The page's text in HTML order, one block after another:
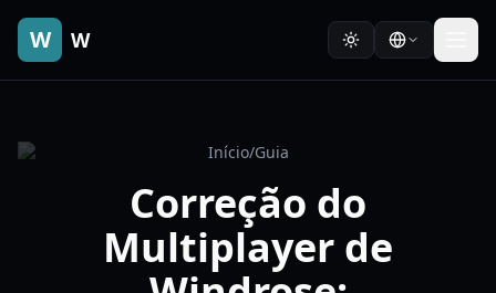
W W
Início/Guia
Correção do
Multiplayer de